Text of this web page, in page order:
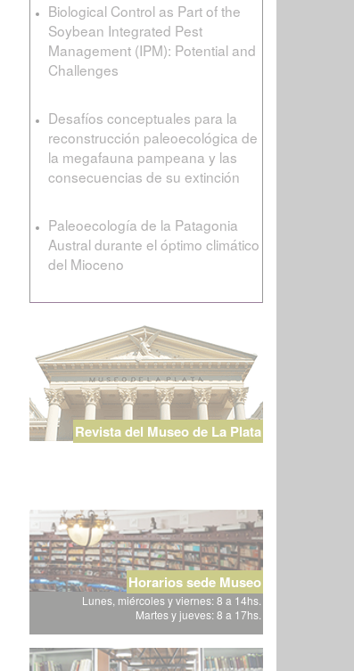
Biological Control as Part of the
Soybean Integrated Pest
Management (IPM): Potential and
Challenges
Desafíos conceptuales para la
reconstrucción paleoecológica de
la megafauna pampeana y las
consecuencias de su extinción
Paleoecología de la Patagonia
Austral durante el óptimo climático
del Mioceno
Revista del Museo de La Plata
Horarios sede Museo
Lunes, miércoles y viernes: 8 a 14hs.
Martes y jueves: 8 a 17hs.